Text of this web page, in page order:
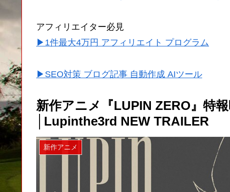
アフィリエイター必見
▶1件最大4万円 アフィリエイト プログラム
▶SEO対策 ブログ記事 自動作成 AIツール
新作アニメ『LUPIN ZERO』特
│Lupinthe3rd NEW TRAILER
新作アニメ